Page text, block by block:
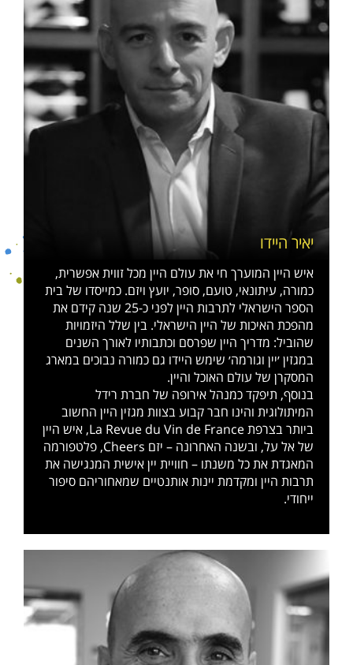
יאיר היידו
איש היין המוערך חי את עולם היין מכל זווית אפשרית,
כמורה, עיתונאי, טועם, סופר, יועץ ויזם. כמייסדו של בית
הספר הישראלי לתרבות היין לפני כ-25 שנה קידם את
מהפכת האיכות של היין הישראלי. בין שלל היזמויות
שהוביל: מדריך היין שפרסם וכתבותיו לאורך השנים
במגזין ׳יין וגורמה׳ שימש היידו גם כמורה נבוכים במארג
המסקרן של עולם האוכל והיין.
בנוסף, תיפקד כמנהל אירופה של חברת רידל
המיתולוגית והינו חבר קבוע בצוות מגזין היין החשוב
ביותר בצרפת La Revue du Vin de France, איש היין
של אל על, ובשנה האחרונה – יזם Cheers, פלטפורמה
המאגדת את כל משנתו – חוויית יין אישית המנגישה את
תרבות היין ומקדמת יינות אותנטיים שמאחוריהם סיפור
ייחודי.